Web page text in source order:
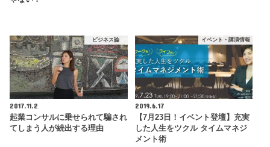
ビジネス論
2017.11.2
起業コンサルに乗せられて騙され
てしまう人が続出する理由
イベント・講演情報
2019.6.17
【7月23日！イベント登壇】充実
した人生をツクル タイムマネジ
メント術